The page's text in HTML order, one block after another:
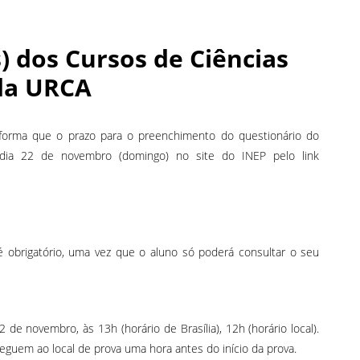
dos Cursos de Ciências
URCA
que o prazo para o preenchimento do questionário do
22 de novembro (domingo) no site do INEP pelo link
uma vez que o aluno só poderá consultar o seu
novembro, às 13h (horário de Brasília), 12h (horário local).
ao local de prova uma hora antes do início da prova.